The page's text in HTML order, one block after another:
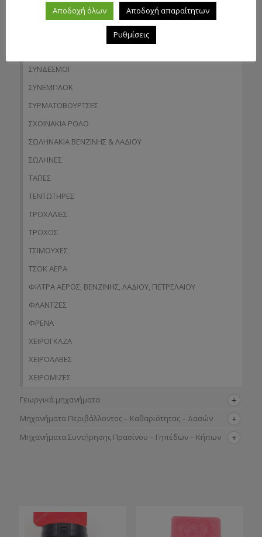
ΣΠΡΟΚΕΤ
ΣΥΝΔΕΣΜΟΙ
ΣΥΝΕΜΠΛΟΚ
ΣΥΡΜΑΤΟΒΟΥΡΤΣΕΣ
ΣΧΟΙΝΑΚΙΑ ΡΟΛΟ
ΣΩΛΗΝΑΚΙΑ ΒΕΝΖΙΝΗΣ & ΛΑΔΙΟΥ
ΣΩΛΗΝΕΣ
ΤΑΠΕΣ
ΤΕΝΤΩΤΗΡΕΣ
ΤΡΟΧΑΛΙΕΣ
ΤΡΟΧΟΣ
ΤΣΙΜΟΥΧΕΣ
ΤΣΟΚ ΑΕΡΑ
ΦΙΛΤΡΑ ΑΕΡΟΣ, ΒΕΝΖΙΝΗΣ, ΛΑΔΙΟΥ, ΠΕΤΡΕΛΑΙΟΥ
ΦΛΑΝΤΖΕΣ
ΦΡΕΝΑ
ΧΕΙΡΟΓΚΑΖΑ
ΧΕΙΡΟΛΑΒΕΣ
ΧΕΙΡΟΜΙΖΕΣ
Γεωργικά μηχανήματα
Μηχανήματα Περιβάλλοντος – Καθαριότητας – Δασών
Μηχανήματα Συντήρησης Πρασίνου – Γηπέδων – Κήπων
Αποδοχή όλων Αποδοχή απαραίτητων
Ρυθμίσεις